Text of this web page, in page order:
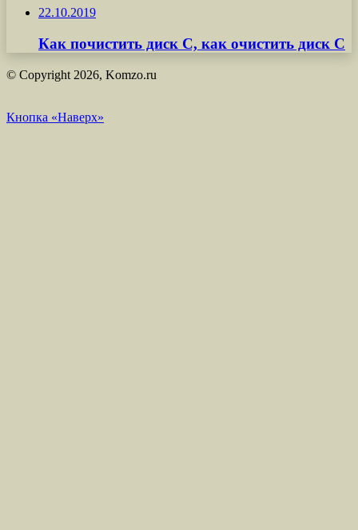
22.10.2019
Как почистить диск С, как очистить диск С
© Copyright 2026, Komzo.ru
Кнопка «Наверх»